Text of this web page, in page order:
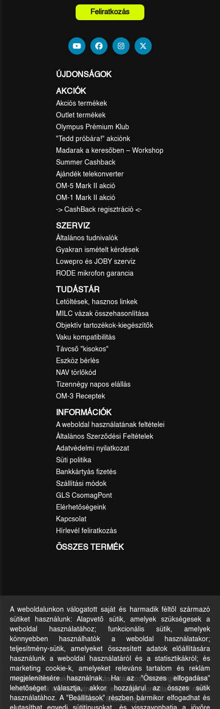
Feliratkozás
ÚJDONSÁGOK
AKCIÓK
Akciós termékek
Outlet termékek
Olympus Prémium Klub
"Tedd próbára!" akciónk
Madarak a keresőben – Workshop
Summer Cashback
Ajándék telekonverter
OM-5 Mark II akció
OM-1 Mark II akció
-> CashBack regisztráció <-
SZERVIZ
Általános tudnivalók
Gyakran ismételt kérdések
Lowepro és JOBY szerviz
RODE mikrofon garancia
TUDÁSTÁR
Letöltések, hasznos linkek
MILC vázak összehasonlítása
Objektív tartozékok-kiegészítők
Vaku kompatibilitás
Távcső "kisokos"
Eszköz bérlés
NAV törlőkód
Tizennégy napos elállás
OM-3 Receptek
INFORMÁCIÓK
A weboldal használatának feltételei
Általános Szerződési Feltételek
Adatvédelmi nyilatkozat
Süti politika
Bankkártyás fizetés
Szállítási módok
GLS CsomagPont
Elérhetőségeink
Kapcsolat
Hírlevél feliratkozás
ÖSSZES TERMÉK
A feltüntetett árak, képek, leírások tájékoztató jellegűek és nem
minősülnek ajánlattételnek, az esetleges pontatlanságért nem
vállalunk felelősséget
A weboldalunkon válogatott saját és harmadik féltől származó
sütiket használunk: Alapvető sütik, amelyek szükségesek a
weboldal használatához; funkcionális sütik, amelyek
könnyebben használhatók a weboldal használatakor;
teljesítmény-sütik, amelyeket összesített adatok előállítására
használunk a weboldal használatáról és a statisztikákról; és
marketing cookie-k, amelyeket releváns tartalom és reklám
megjelenítésére használnak. Ha az "Összes elfogadása"
lehetőséget választja, akkor hozzájárul az összes sütik
használatához. A "Beállítások" részben bármikor elfogadhat és